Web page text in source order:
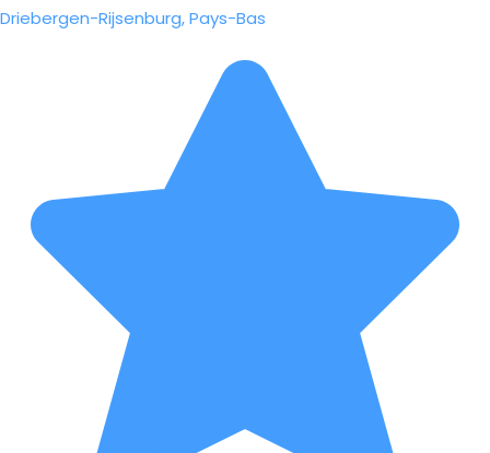
Driebergen-Rijsenburg, Pays-Bas